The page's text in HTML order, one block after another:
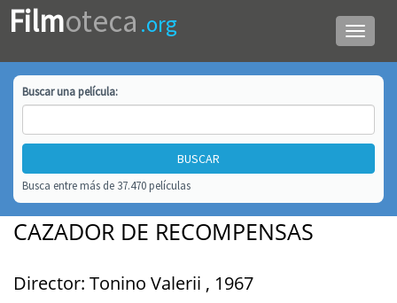
Menú
de
Filmoteca .org
Buscar unapelícula:
Busca entre más de 37.470 películas
CAZADOR DE RECOMPENSAS
Director: Tonino Valerii , 1967